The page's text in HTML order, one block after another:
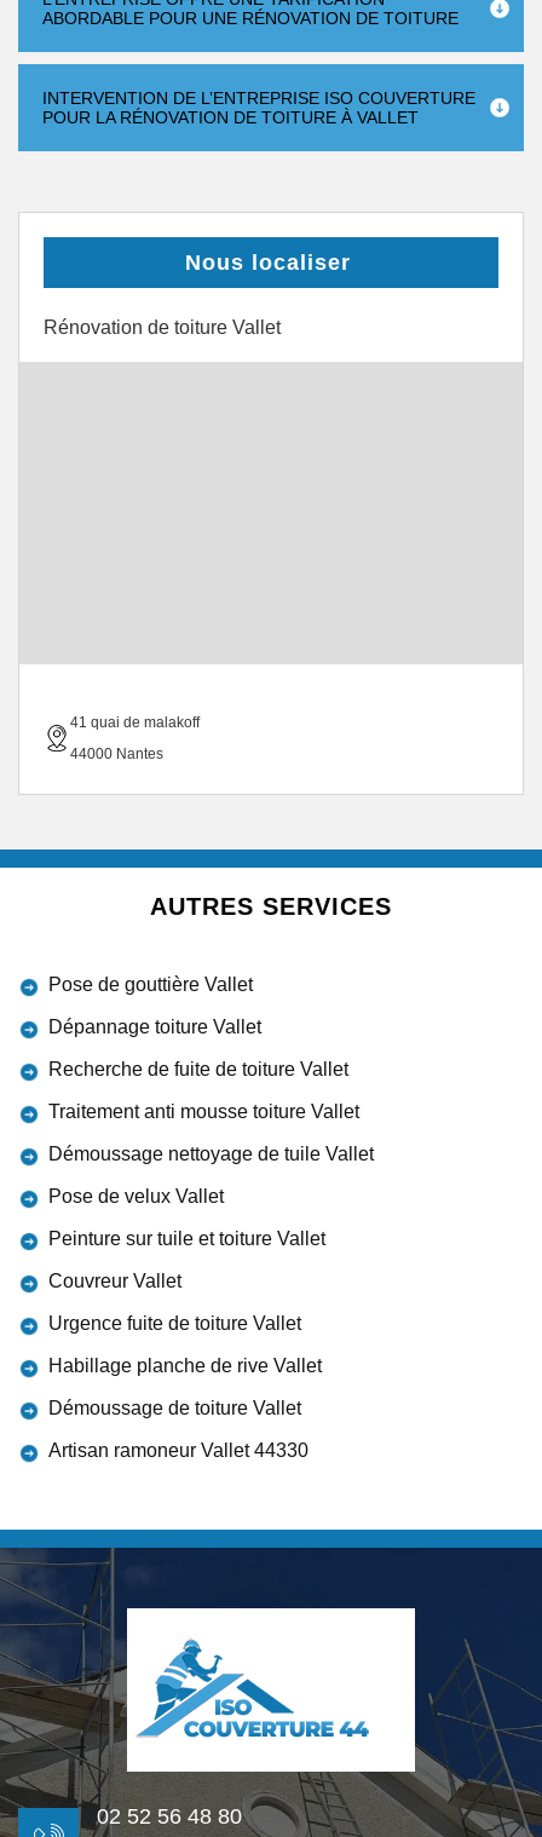
ABORDABLE POUR UNE RÉNOVATION DE TOITURE
INTERVENTION DE L’ENTREPRISE ISO COUVERTURE
POUR LA RÉNOVATION DE TOITURE À VALLET
Nous localiser
Rénovation de toiture Vallet
41 quai de malakoff
44000 Nantes
AUTRES SERVICES
Pose de gouttière Vallet
Dépannage toiture Vallet
Recherche de fuite de toiture Vallet
Traitement anti mousse toiture Vallet
Démoussage nettoyage de tuile Vallet
Pose de velux Vallet
Peinture sur tuile et toiture Vallet
Couvreur Vallet
Urgence fuite de toiture Vallet
Habillage planche de rive Vallet
Démoussage de toiture Vallet
Artisan ramoneur Vallet 44330
02 52 56 48 80